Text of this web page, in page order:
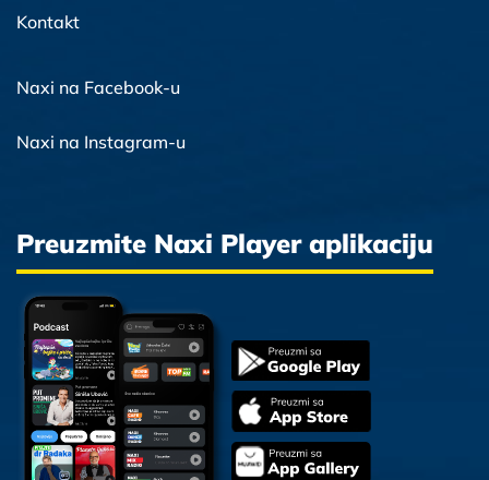
Kontakt
Naxi na Facebook-u
Naxi na Instagram-u
Preuzmite Naxi Player aplikaciju